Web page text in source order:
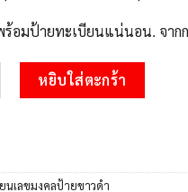
ร้อมป้ายทะเบียนแน่นอน. จาก
-ทะเบียนรถ ธฉ 8998 ทะเบียนม
หยิบใส่ตะกร้า
นเลขมงคลป้ายขาวดำ